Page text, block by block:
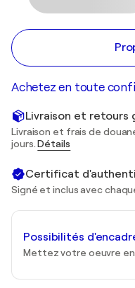
Achetez en toute
Livraison et retours
Livraison et frais de
jours.Détails
Certificat
Signé et inclus avec
Possibilités
Mettez votre oeuvre en